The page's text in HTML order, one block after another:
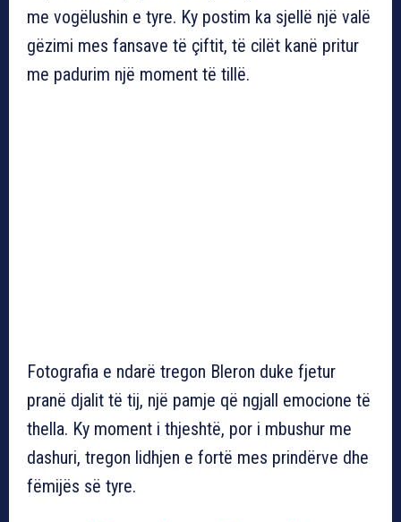
me vogëlushin e tyre. Ky postim ka sjellë një valë
gëzimi mes fansave të çiftit, të cilët kanë pritur
me padurim një moment të tillë.
Fotografia e ndarë tregon Bleron duke fjetur
pranë djalit të tij, një pamje që ngjall emocione të
thella. Ky moment i thjeshtë, por i mbushur me
dashuri, tregon lidhjen e fortë mes prindërve dhe
fëmijës së tyre.